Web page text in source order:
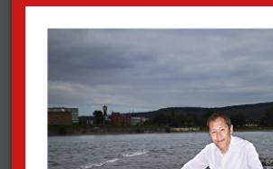
AKTUELLE
VERÖFFENTLICHUNGEN DES